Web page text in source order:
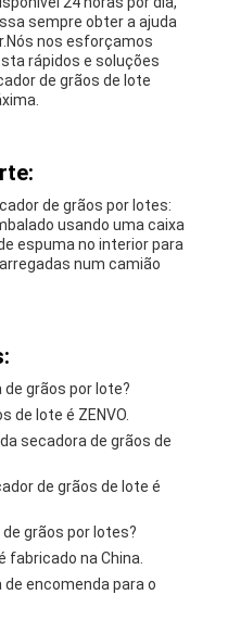
sempre obter a ajuda
nos esforçamos
rápidos e soluções
de grãos de lote
de grãos por lotes:
usando uma caixa
espuma no interior para
num camião
de grãos por lote?
de lote é ZENVO.
secadora de grãos de
de grãos de lote é
grãos por lotes?
fabricado na China.
de encomenda para o